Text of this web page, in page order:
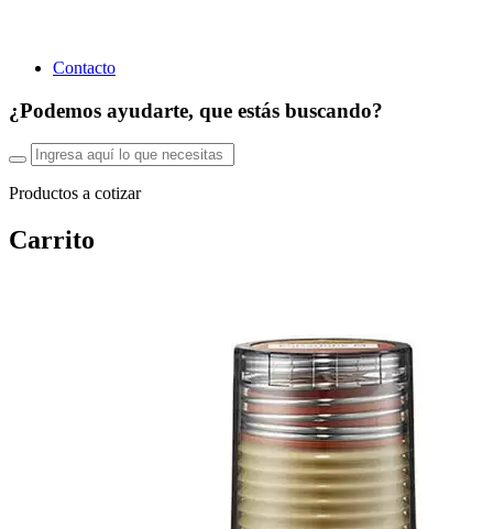
Contacto
¿Podemos ayudarte, que estás buscando?
Productos a cotizar
Carrito